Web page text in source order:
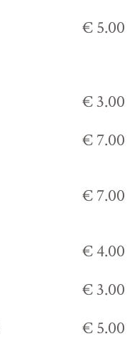
€ 5.00
€ 3.00
€ 7.00
€ 7.00
€ 4.00
€ 3.00
€ 5.00